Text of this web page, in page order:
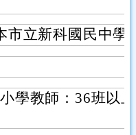
市立新科國民中學
學教師：36班以